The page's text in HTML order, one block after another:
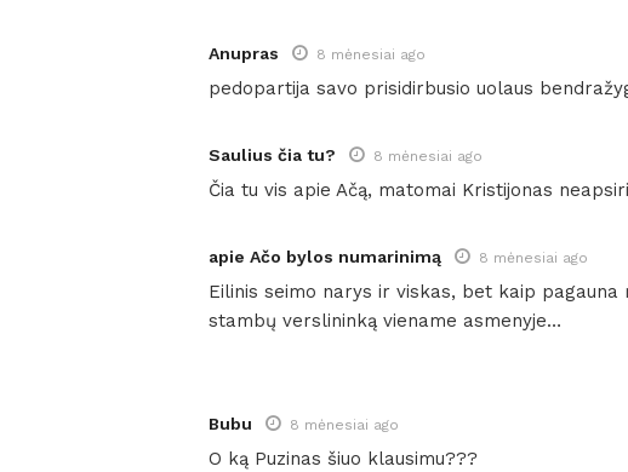
Anupras 8 mėnesiai ago
pedopartija savo prisidirbusio uolaus
Saulius čia tu? 8 mėnesiai ago
Čia tu vis apie Ačą, matomai Kristijonas
apie Ačo bylos numarinimą 8 mėnesiai ago
Eilinis seimo narys ir viskas, bet kaip
stambų verslininką viename asmenyje…
Bubu 8 mėnesiai ago
O ką Puzinas šiuo klausimu???